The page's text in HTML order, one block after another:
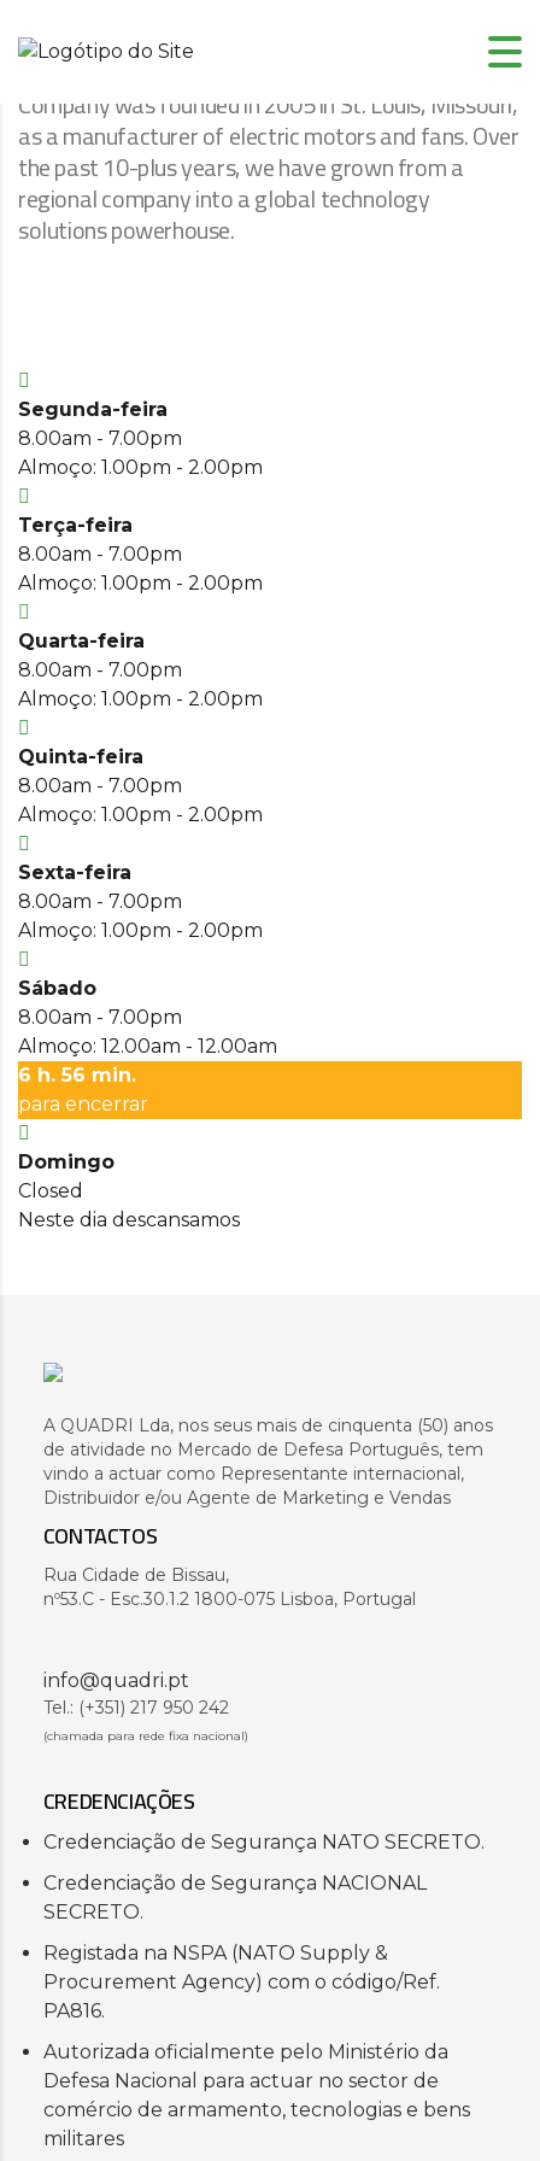
Open hours
Company was founded in 2005 in St. Louis, Missouri,
as a manufacturer of electric motors and fans. Over
the past 10-plus years, we have grown from a
regional company into a global technology
solutions powerhouse.
Segunda-feira
8.00am - 7.00pm
Almoço: 1.00pm - 2.00pm
Terça-feira
8.00am - 7.00pm
Almoço: 1.00pm - 2.00pm
Quarta-feira
8.00am - 7.00pm
Almoço: 1.00pm - 2.00pm
Quinta-feira
8.00am - 7.00pm
Almoço: 1.00pm - 2.00pm
Sexta-feira
8.00am - 7.00pm
Almoço: 1.00pm - 2.00pm
Sábado
8.00am - 7.00pm
Almoço: 12.00am - 12.00am
6 h. 56 min.
para encerrar
Domingo
Closed
Neste dia descansamos
A QUADRI Lda, nos seus mais de cinquenta (50) anos
de atividade no Mercado de Defesa Português, tem
vindo a actuar como Representante internacional,
Distribuidor e/ou Agente de Marketing e Vendas
CONTACTOS
Rua Cidade de Bissau,
nº53.C - Esc.30.1.2 1800-075 Lisboa, Portugal
info@quadri.pt
Tel.: (+351) 217 950 242
(chamada para rede fixa nacional)
CREDENCIAÇÕES
Credenciação de Segurança NATO SECRETO.
Credenciação de Segurança NACIONAL
SECRETO.
Registada na NSPA (NATO Supply &
Procurement Agency) com o código/Ref.
PA816.
Autorizada oficialmente pelo Ministério da
Defesa Nacional para actuar no sector de
comércio de armamento, tecnologias e bens
militares